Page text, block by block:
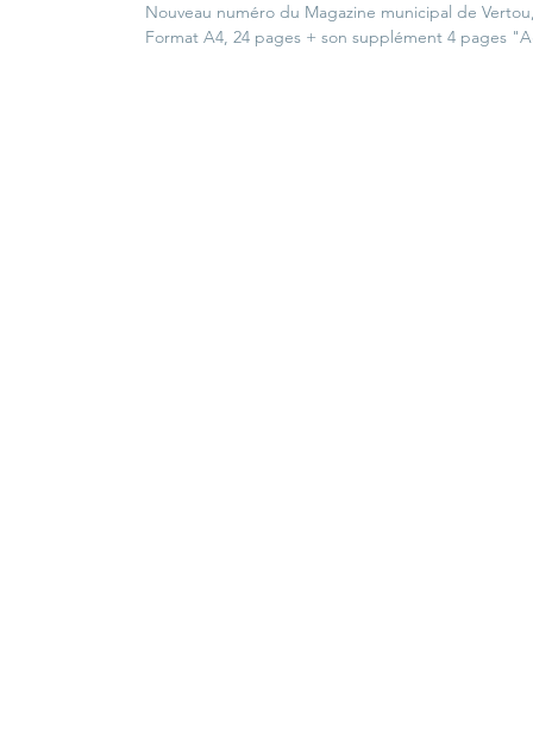
Nouveau numéro du Magazine municipal de
Format A4, 24 pages + son supplément 4 pages